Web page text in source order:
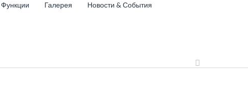
Галерея Новости & События